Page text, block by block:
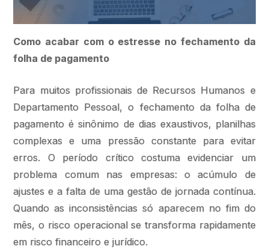
Como acabar com o estresse no fechamento da
folha de pagamento
Para muitos profissionais de Recursos Humanos e
Departamento Pessoal, o fechamento da folha de
pagamento é sinônimo de dias exaustivos, planilhas
complexas e uma pressão constante para evitar
erros. O período crítico costuma evidenciar um
problema comum nas empresas: o acúmulo de
ajustes e a falta de uma gestão de jornada contínua.
Quando as inconsistências só aparecem no fim do
mês, o risco operacional se transforma rapidamente
em risco financeiro e jurídico.